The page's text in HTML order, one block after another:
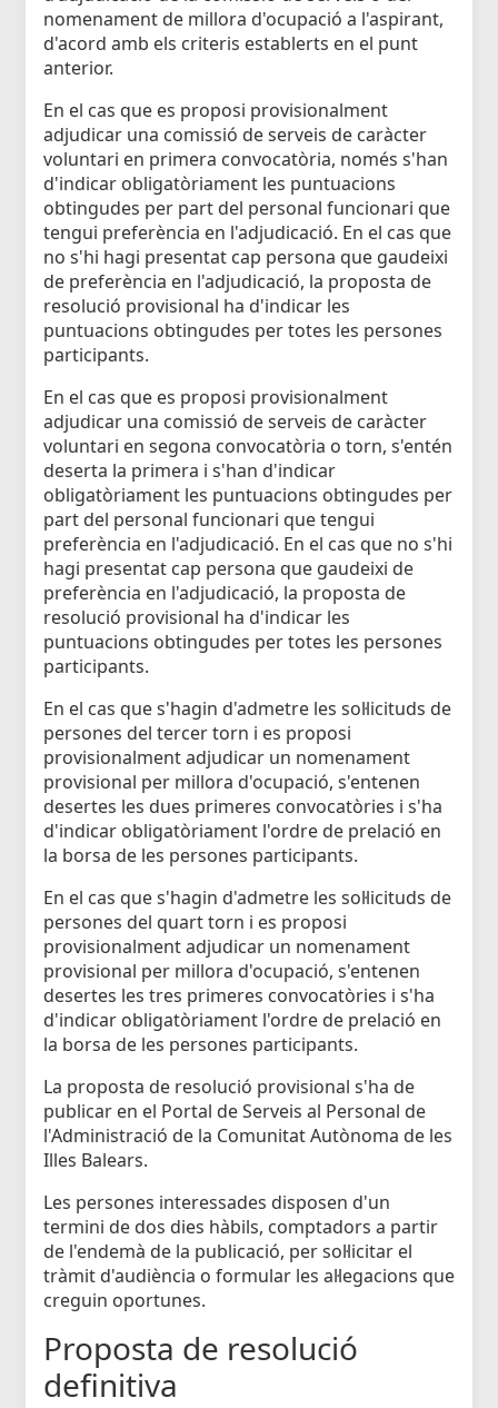
nomenament de millora d'ocupació a l'aspirant,
d'acord amb els criteris establerts en el punt
anterior.
En el cas que es proposi provisionalment
adjudicar una comissió de serveis de caràcter
voluntari en primera convocatòria, només s'han
d'indicar obligatòriament les puntuacions
obtingudes per part del personal funcionari que
tengui preferència en l'adjudicació. En el cas que
no s'hi hagi presentat cap persona que gaudeixi
de preferència en l'adjudicació, la proposta de
resolució provisional ha d'indicar les
puntuacions obtingudes per totes les persones
participants.
En el cas que es proposi provisionalment
adjudicar una comissió de serveis de caràcter
voluntari en segona convocatòria o torn, s'entén
deserta la primera i s'han d'indicar
obligatòriament les puntuacions obtingudes per
part del personal funcionari que tengui
preferència en l'adjudicació. En el cas que no s'hi
hagi presentat cap persona que gaudeixi de
preferència en l'adjudicació, la proposta de
resolució provisional ha d'indicar les
puntuacions obtingudes per totes les persones
participants.
En el cas que s'hagin d'admetre les sol·licituds de
persones del tercer torn i es proposi
provisionalment adjudicar un nomenament
provisional per millora d'ocupació, s'entenen
desertes les dues primeres convocatòries i s'ha
d'indicar obligatòriament l'ordre de prelació en
la borsa de les persones participants.
En el cas que s'hagin d'admetre les sol·licituds de
persones del quart torn i es proposi
provisionalment adjudicar un nomenament
provisional per millora d'ocupació, s'entenen
desertes les tres primeres convocatòries i s'ha
d'indicar obligatòriament l'ordre de prelació en
la borsa de les persones participants.
La proposta de resolució provisional s'ha de
publicar en el Portal de Serveis al Personal de
l'Administració de la Comunitat Autònoma de les
Illes Balears.
Les persones interessades disposen d'un
termini de dos dies hàbils, comptadors a partir
de l'endemà de la publicació, per sol·licitar el
tràmit d'audiència o formular les al·legacions que
creguin oportunes.
Proposta de resolució
definitiva